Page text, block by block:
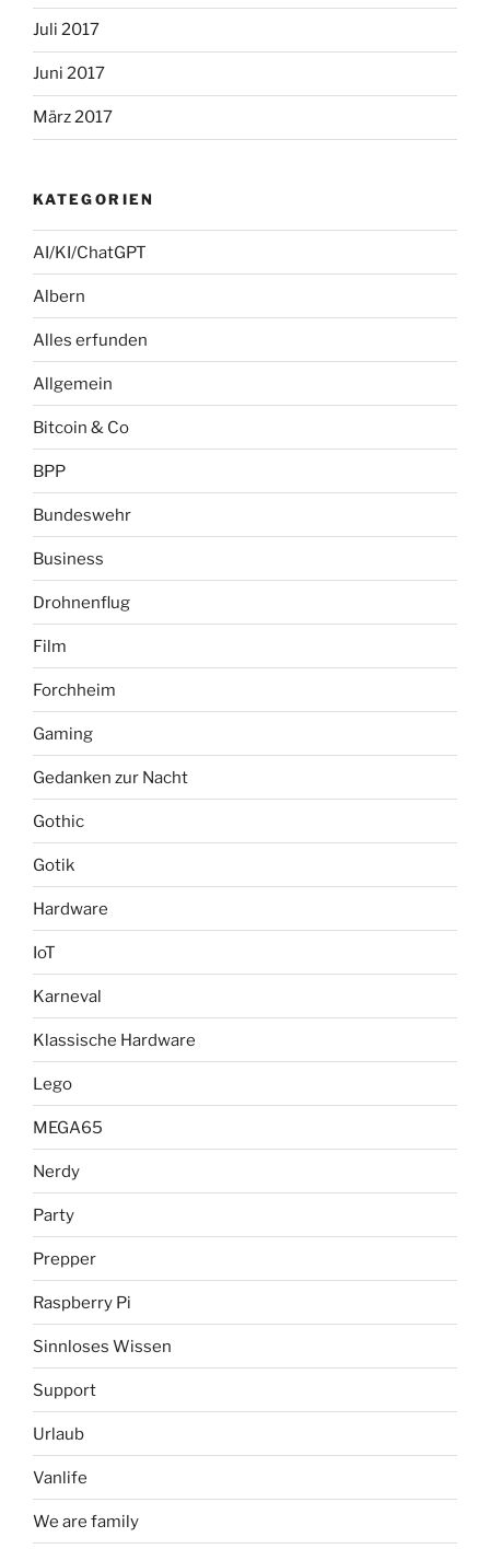
Juli 2017
Juni 2017
März 2017
KATEGORIEN
AI/KI/ChatGPT
Albern
Alles erfunden
Allgemein
Bitcoin & Co
BPP
Bundeswehr
Business
Drohnenflug
Film
Forchheim
Gaming
Gedanken zur Nacht
Gothic
Gotik
Hardware
IoT
Karneval
Klassische Hardware
Lego
MEGA65
Nerdy
Party
Prepper
Raspberry Pi
Sinnloses Wissen
Support
Urlaub
Vanlife
We are family